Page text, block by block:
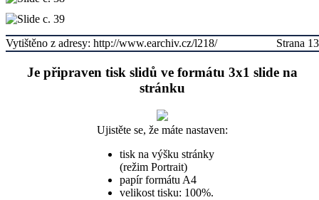
Strana 13
Vytištěno z adresy: http://www.earchiv.cz/l218/
Je připraven tisk slidů ve formátu 3x1 slide na
stránku
Ujistěte se, že máte nastaven:
tisk na výšku stránky
(režim Portrait)
papír formátu A4
velikost tisku: 100%.